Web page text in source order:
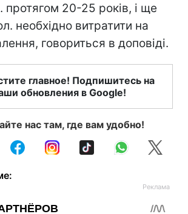
протягом 20-25 років, і ще
необхідно витратити на
говориться в доповіді.
главное! Подпишитесь на
обновления в Google!
нас там, где вам удобно!